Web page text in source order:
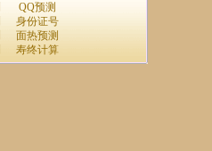
QQ预测
身份证号
面热预测
寿终计算